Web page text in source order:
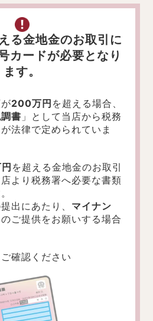
る金地金のお取引に
カードが必要となり
ます。
200万円 を超える場合、
書 」として当店から税務
法律で定められていま
を超える金地金のお取引
より税務署へ必要な書類
出にあたり、 マイナン
のご提供をお願いする場合
ご確認ください